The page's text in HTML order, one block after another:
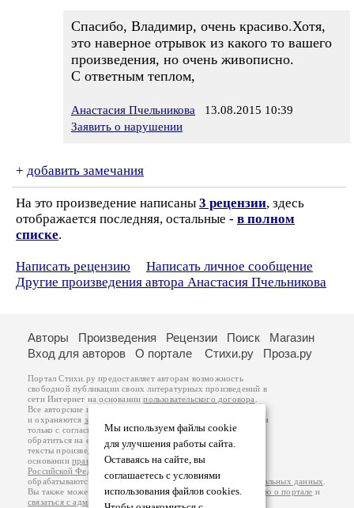
Спасибо, Владимир, очень красиво.Хотя,
это наверное отрывок из какого то вашего
произведения, но очень живописно.
С ответным теплом,
Анастасия Пчельникова 13.08.2015 10:39
Заявить о нарушении
+ добавить замечания
На это произведение написаны 3 рецензии, здесь
отображается последняя, остальные - в полном
списке.
Написать рецензию
Написать личное сообщение
Другие произведения автора Анастасия Пчельникова
Мы используем файлы cookie
для улучшения работы сайта.
Оставаясь на сайте, вы
соглашаетесь с условиями
использования файлов cookies.
Авторы Произведения Рецензии Поиск
Магазин
Вход для авторов
О портале Стихи.ру Проза.ру
Портал Стихи.ру предоставляет авторам возможность
свободной публикации своих литературных произведений в
сети Интернет на основаниипользовательского договора
Все авторские права на произведения принадлежат авторам
и охраняются законом
. Перепечатка произведений возможна
только с согласия его автора, к которому вы можете
обратиться на его авторской странице. Ответственность за
тексты произведений авторы несут самостоятельно на
основанииправил публикацииизаконодательства
Российской Федерации
обрабатываются на основанииПолитики обработки персональных данных
Вы также можете посмотреть более подробнуюинформацию о портале и
связаться с администрацией